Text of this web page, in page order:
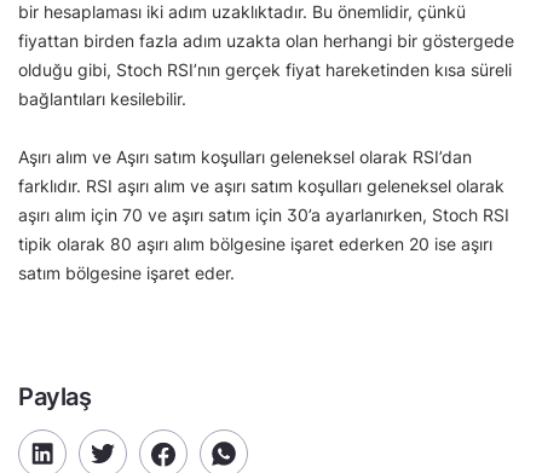
bir hesaplaması iki adım uzaklıktadır. Bu önemlidir, çünkü
fiyattan birden fazla adım uzakta olan herhangi bir göstergede
olduğu gibi, Stoch RSI’nın gerçek fiyat hareketinden kısa süreli
bağlantıları kesilebilir.
Aşırı alım ve Aşırı satım koşulları geleneksel olarak RSI’dan
farklıdır. RSI aşırı alım ve aşırı satım koşulları geleneksel olarak
aşırı alım için 70 ve aşırı satım için 30’a ayarlanırken, Stoch RSI
tipik olarak 80 aşırı alım bölgesine işaret ederken 20 ise aşırı
satım bölgesine işaret eder.
Paylaş